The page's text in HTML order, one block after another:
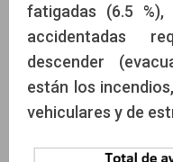
fatigadas (6.5
accidentadas
descender
están los
vehiculares y de